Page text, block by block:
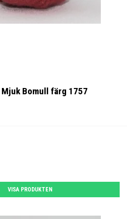
Bomull färg 1757
VISA PRODUKTEN